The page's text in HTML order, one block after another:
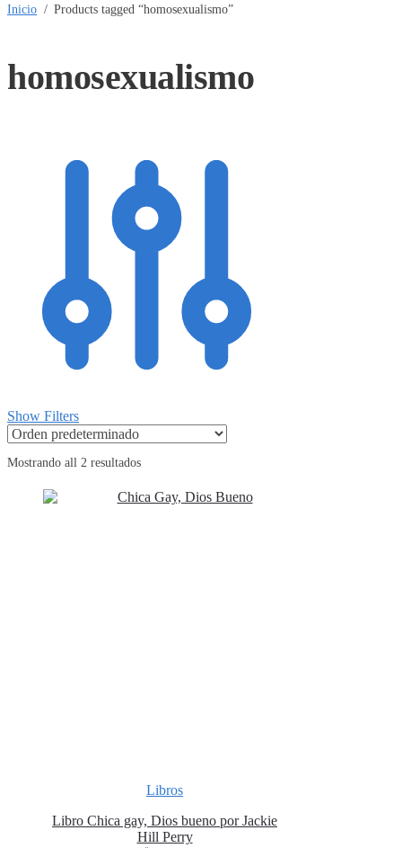
Inicio / Products tagged “homosexualismo”
homosexualismo
Show Filters
Mostrando all 2 resultados
Libros
Libro Chica gay, Dios bueno por Jackie
Hill Perry